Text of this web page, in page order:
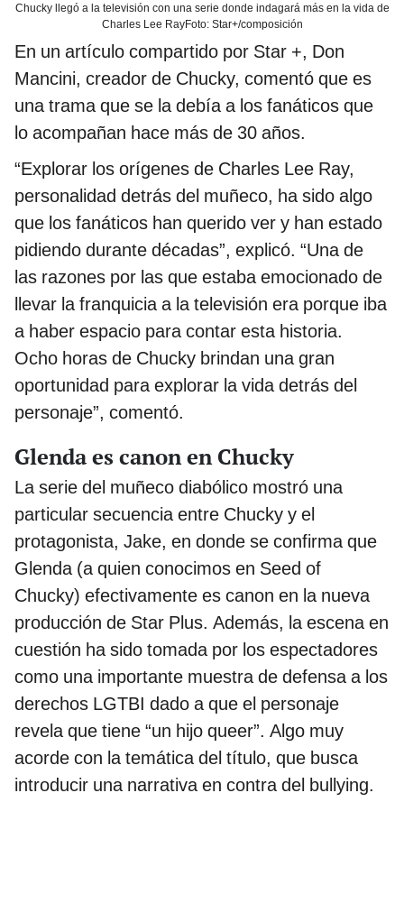
Chucky llegó a la televisión con una serie donde indagará más en la vida de
Charles Lee RayFoto: Star+/composición
En un artículo compartido por Star +, Don
Mancini, creador de Chucky, comentó que es
una trama que se la debía a los fanáticos que
lo acompañan hace más de 30 años.
“Explorar los orígenes de Charles Lee Ray,
personalidad detrás del muñeco, ha sido algo
que los fanáticos han querido ver y han estado
pidiendo durante décadas”, explicó. “Una de
las razones por las que estaba emocionado de
llevar la franquicia a la televisión era porque iba
a haber espacio para contar esta historia.
Ocho horas de Chucky brindan una gran
oportunidad para explorar la vida detrás del
personaje”, comentó.
Glenda es canon en Chucky
La serie del muñeco diabólico mostró una
particular secuencia entre Chucky y el
protagonista, Jake, en donde se confirma que
Glenda (a quien conocimos en Seed of
Chucky) efectivamente es canon en la nueva
producción de Star Plus. Además, la escena en
cuestión ha sido tomada por los espectadores
como una importante muestra de defensa a los
derechos LGTBI dado a que el personaje
revela que tiene “un hijo queer”. Algo muy
acorde con la temática del título, que busca
introducir una narrativa en contra del bullying.